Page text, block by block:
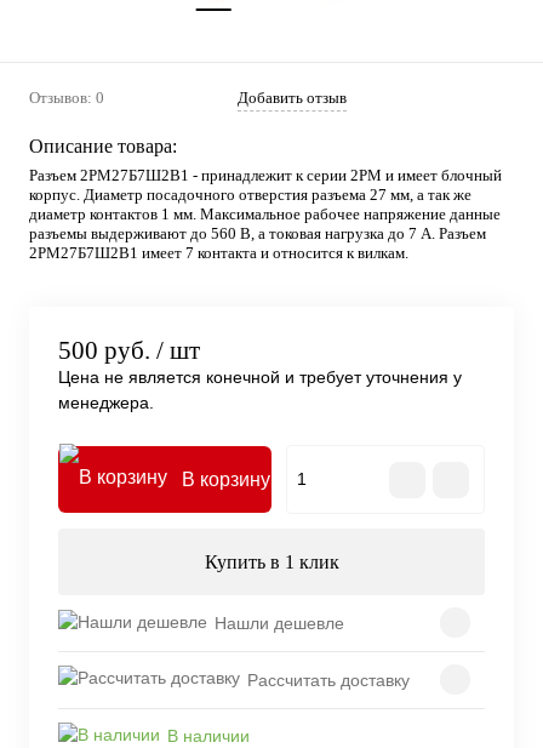
Отзывов: 0 Добавить отзыв
Описание товара:
Разъем 2РМ27Б7Ш2В1 - принадлежит к серии 2РМ и имеет блочный
корпус. Диаметр посадочного отверстия разъема 27 мм, а так же
диаметр контактов 1 мм. Максимальное рабочее напряжение данные
разъемы выдерживают до 560 В, а токовая нагрузка до 7 А. Разъем
2РМ27Б7Ш2В1 имеет 7 контакта и относится к вилкам.
500 руб. / шт
Цена не является конечной и требует уточнения у
менеджера.
В корзину
Купить в 1 клик
Нашли дешевле
Рассчитать доставку
В наличии